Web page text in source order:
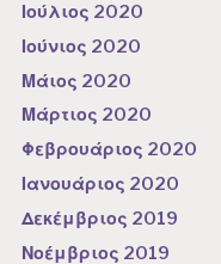
Ιούλιος 2020
Ιούνιος 2020
Μάιος 2020
Μάρτιος 2020
Φεβρουάριος 2020
Ιανουάριος 2020
Δεκέμβριος 2019
Νοέμβριος 2019